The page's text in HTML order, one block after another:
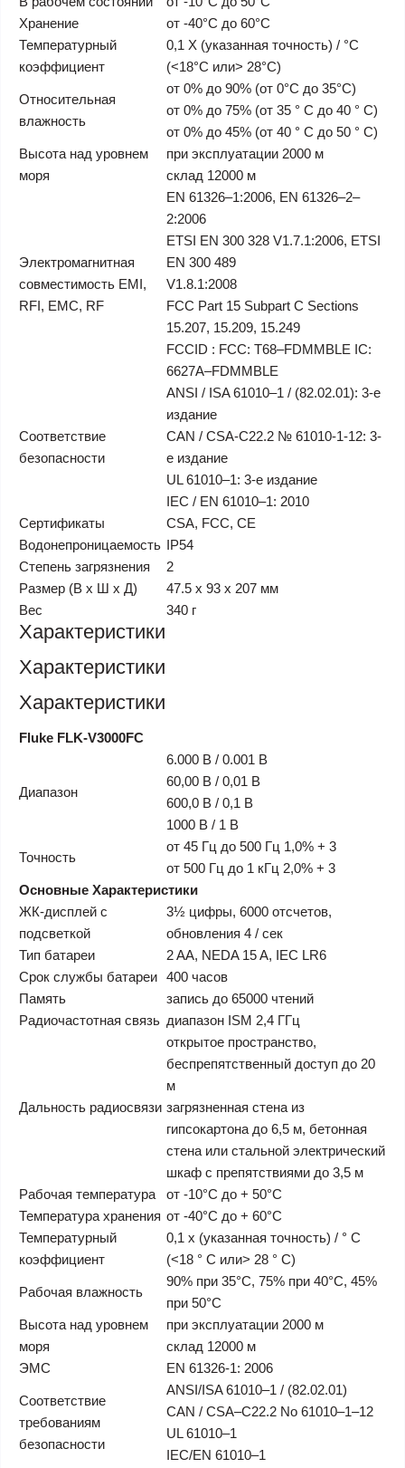
Хранение
от -40°C до 60°C
Температурный
коэффициент
0,1 X (указанная точность) / °C
(<18°C или> 28°C)
Относительная
влажность
от 0% до 90% (от 0°C до 35°C)
от 0% до 75% (от 35 ° C до 40 ° C)
от 0% до 45% (от 40 ° C до 50 ° C)
Высота над уровнем
моря
при эксплуатации 2000 м
cклад 12000 м
Электромагнитная
совместимость EMI,
RFI, EMC, RF
EN 61326–1:2006, EN 61326–2–
2:2006
ETSI EN 300 328 V1.7.1:2006, ETSI
EN 300 489
V1.8.1:2008
FCC Part 15 Subpart C Sections
15.207, 15.209, 15.249
FCCID : FCC: T68–FDMMBLE IC:
6627A–FDMMBLE
Соответствие
безопасности
ANSI / ISA 61010–1 / (82.02.01): 3-е
издание
CAN / CSA-C22.2 № 61010-1-12: 3-
е издание
UL 61010–1: 3-е издание
IEC / EN 61010–1: 2010
Сертификаты
CSA, FCC, CE
Водонепроницаемость IP54
Степень загрязнения
2
Размер (В x Ш x Д)
47.5 x 93 x 207 мм
Вес
340 г
Характеристики
Характеристики
Характеристики
Fluke FLK-V3000FC
Диапазон
6.000 В / 0.001 В
60,00 В / 0,01 В
600,0 В / 0,1 В
1000 В / 1 В
Точность
от 45 Гц до 500 Гц 1,0% + 3
от 500 Гц до 1 кГц 2,0% + 3
Основные Характеристики
ЖК-дисплей с
подсветкой
3½ цифры, 6000 отсчетов,
обновления 4 / сек
Тип батареи
2 AA, NEDA 15 A, IEC LR6
Срок службы батареи 400 часов
Память
запись до 65000 чтений
Радиочастотная связь диапазон ISM 2,4 ГГц
Дальность радиосвязи
открытое пространство,
беспрепятственный доступ до 20
м
загрязненная стена из
гипсокартона до 6,5 м, бетонная
стена или стальной электрический
шкаф с препятствиями до 3,5 м
Рабочая температура
от -10°C до + 50°C
Температура хранения от -40°C до + 60°C
Температурный
коэффициент
0,1 x (указанная точность) / ° C
(<18 ° C или> 28 ° C)
Рабочая влажность
90% при 35°C, 75% при 40°C, 45%
при 50°C
Высота над уровнем
моря
при эксплуатации 2000 м
склад 12000 м
ЭМС
EN 61326-1: 2006
Соответствие
требованиям
безопасности
ANSI/ISA 61010–1 / (82.02.01)
CAN / CSA–C22.2 No 61010–1–12
UL 61010–1
IEC/EN 61010–1